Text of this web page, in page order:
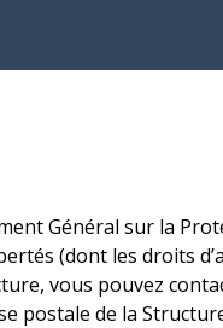
Général sur la
(dont les droits
vous pouvez
postale de la